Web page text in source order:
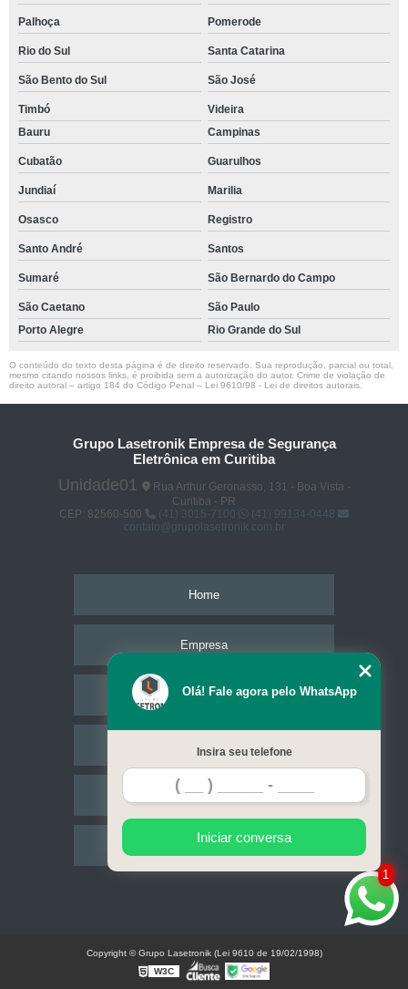
Palhoça Pomerode
Rio do Sul Santa Catarina
São Bento do Sul São José
Timbó
Videira
Bauru
Campinas
Cubatão Guarulhos
Jundiaí Marilia
Osasco Registro
Santo André Santos
Sumaré São Bernardo do Campo
São Caetano
São Paulo
Porto Alegre
Rio Grande do Sul
O conteúdo do texto desta página é de direito reservado. Sua reprodução, parcial ou total,
mesmo citando nossos links, é proibida sem a autorização do autor. Crime de violação de
direito autoral – artigo 184 do Código Penal – Lei 9610/98 - Lei de direitos autorais
Grupo Lasetronik Empresa de Segurança
Eletrônica em Curitiba
Unidade01
Rua Arthur Geronasso, 131 - Boa Vista -
Curitiba - PR
CEP: 82560-500
(41) 3015-7100
(41) 99134-0448
contato@grupolasetronik.com.br
Home
Empresa
Missão
Serviços
Contato
Mapa do site
1
Olá! Fale agora pelo WhatsApp
Insira seu telefone
Iniciar conversa
Copyright © Grupo Lasetronik (Lei 9610 de 19/02/1998)
W3C